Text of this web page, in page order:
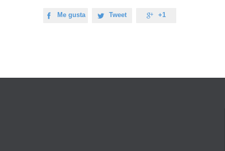
 Me gusta  Tweet  +1